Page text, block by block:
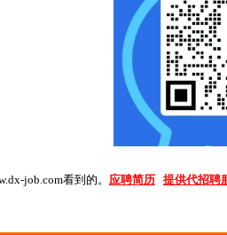
job.com看到的。 应聘简历 提供代招聘